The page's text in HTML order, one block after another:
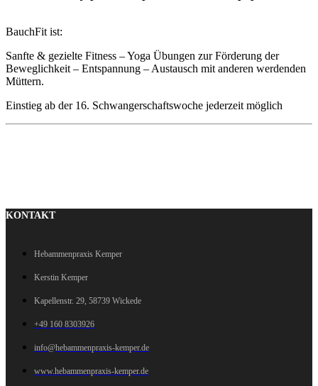
BauchFit ist:
Sanfte & gezielte Fitness – Yoga Übungen zur Förderung der
Beweglichkeit – Entspannung – Austausch mit anderen werdenden
Müttern.
Einstieg ab der 16. Schwangerschaftswoche jederzeit möglich
KONTAKT
Hebammenpraxis Kemper
Kerstin Kemper
Kapellenstr. 29, 58739 Wickede
+49 160 8303926
info@hebammenpraxis-kemper.de
www.hebammenpraxis-kemper.de